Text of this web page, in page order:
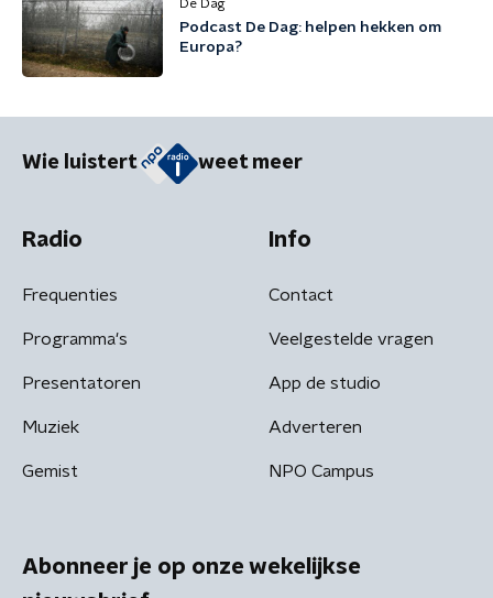
De Dag
Podcast De Dag: helpen hekken om
Europa?
Wie luistert weet meer
Radio
Frequenties
Programma's
Presentatoren
Muziek
Gemist
Info
Contact
Veelgestelde vragen
App de studio
Adverteren
NPO Campus
Abonneer je op onze wekelijkse